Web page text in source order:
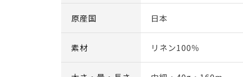
原産国 日本
素材 リネン100％